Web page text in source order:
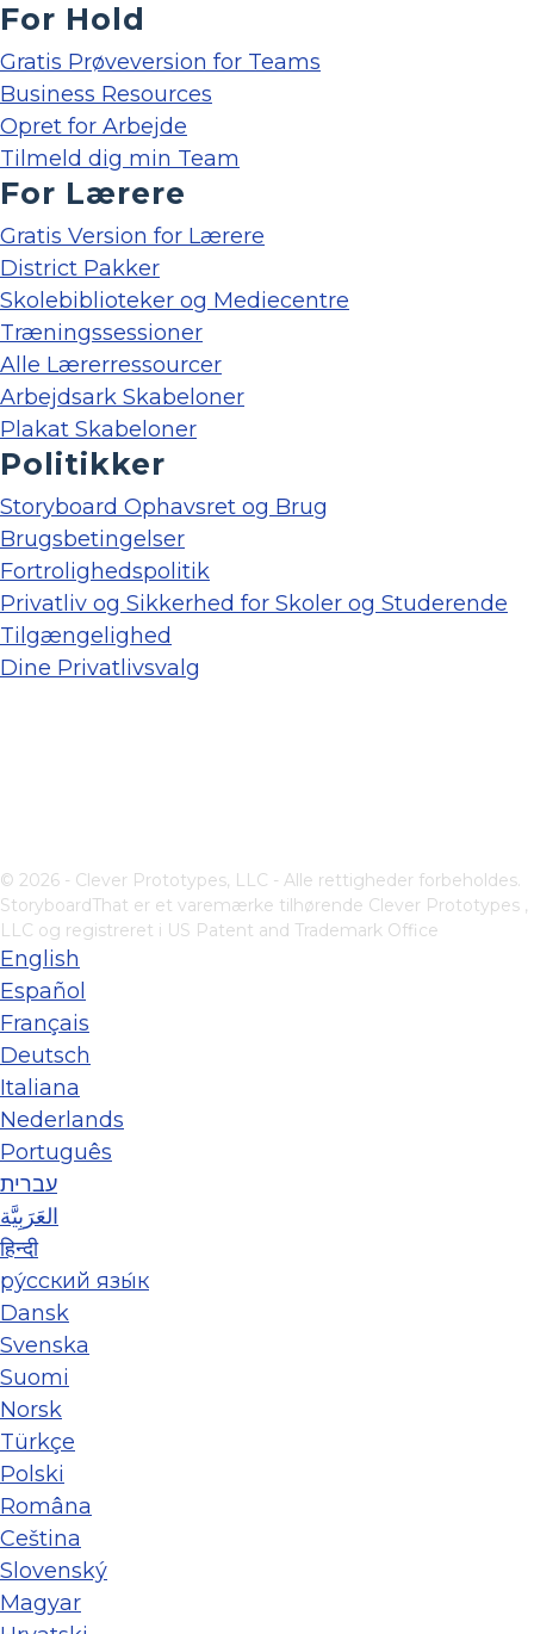
For Hold
Gratis Prøveversion for Teams
Business Resources
Opret for Arbejde
Tilmeld dig min Team
For Lærere
Gratis Version for Lærere
District Pakker
Skolebiblioteker og Mediecentre
Træningssessioner
Alle Lærerressourcer
Arbejdsark Skabeloner
Plakat Skabeloner
Politikker
Storyboard Ophavsret og Brug
Brugsbetingelser
Fortrolighedspolitik
Privatliv og Sikkerhed for Skoler og Studerende
Tilgængelighed
Dine Privatlivsvalg
© 2026 - Clever Prototypes, LLC - Alle rettigheder forbeholdes.
StoryboardThat er et varemærke tilhørende Clever Prototypes ,
LLC og registreret i US Patent and Trademark Office
English
Español
Français
Deutsch
Italiana
Nederlands
Português
עברית
العَرَبِيَّة
हिन्दी
ру́сский язы́к
Dansk
Svenska
Suomi
Norsk
Türkçe
Polski
Româna
Ceština
Slovenský
Magyar